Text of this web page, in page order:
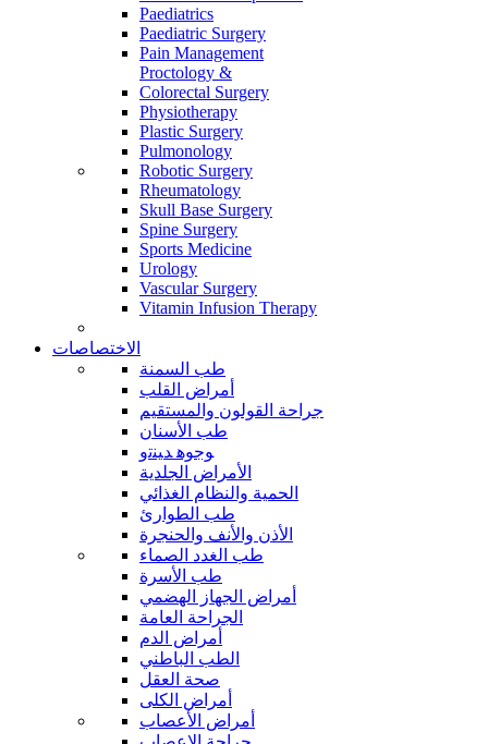
Paediatrics
Paediatric Surgery
Pain Management
Proctology &
Colorectal Surgery
Physiotherapy
Plastic Surgery
Pulmonology
Robotic Surgery
Rheumatology
Skull Base Surgery
Spine Surgery
Sports Medicine
Urology
Vascular Surgery
Vitamin Infusion Therapy
الاختصاصات
طب السمنة
أمراض القلب
جراحة القولون والمستقيم
طب الأسنان
ﻮﺟﻮﻫ ﺪﻴﻨﺗﻭ
الأمراض الجلدية
الحمية والنظام الغذائي
طب الطوارئ
الأذن والأنف والحنجرة
طب الغدد الصماء
طب الأسرة
أمراض الجهاز الهضمي
الجراحة العامة
أمراض الدم
الطب الباطني
صحة العقل
أمراض الكلى
أمراض الأعصاب